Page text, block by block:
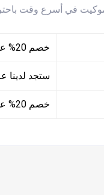
في أسرع وقت
خصم 20% علي تنظيف موكيت بالقصيم
ستجد لدينا
خصم 20% علي تنظيف سجاد بالقصيم